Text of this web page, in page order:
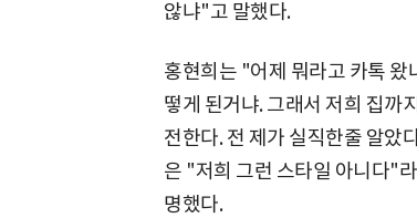
않냐"고 말했다.
홍현희는 "어제 뭐라고 카톡 왔
떻게 된거냐. 그래서 저희 집까
전한다. 전 제가 실직한줄 알았
은 "저희 그런 스타일 아니다"
명했다.